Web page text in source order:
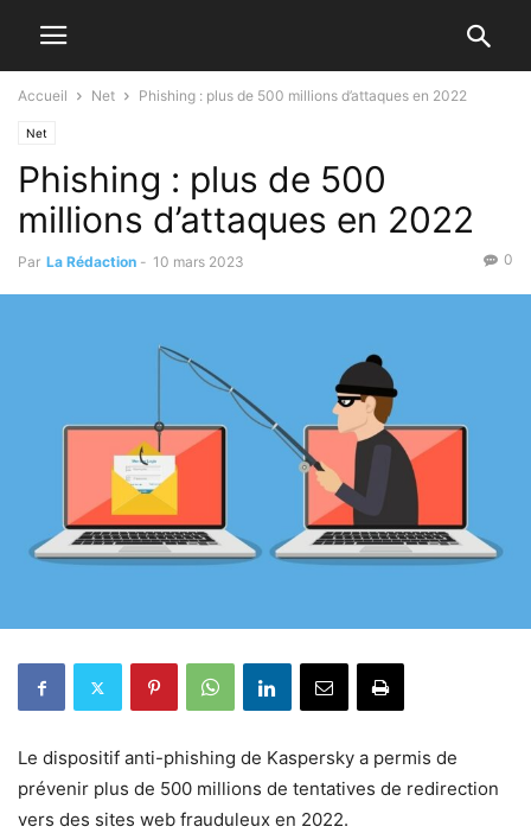
Accueil Net Phishing : plus de 500 millions d’attaques en 2022
Net
Phishing : plus de 500
millions d’attaques en 2022
Par La Rédaction - 10 mars 2023 0
Le dispositif anti-phishing de Kaspersky a permis de
prévenir plus de 500 millions de tentatives de redirection
vers des sites web frauduleux en 2022.